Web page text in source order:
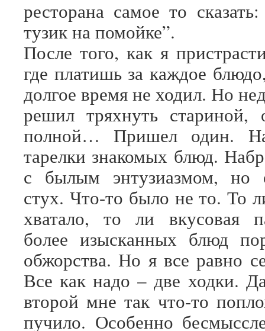
ресторана самое то
тузик на помойке”.
После того, как я
где платишь за каждое
долгое время не ходил. Но
решил тряхнуть стариной,
полной… Пришел один.
тарелки знакомых блюд.
с былым энтузиазмом, но
стух. Что-то было не то. То
хватало, то ли вкусовая
более изысканных блюд
обжорства. Но я все равно
Все как надо – две ходки.
второй мне так что-то
пучило. Особенно